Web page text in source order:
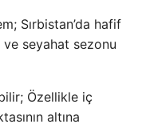
Sırbistan’da hafif
seyahat sezonu
Özellikle iç
altına